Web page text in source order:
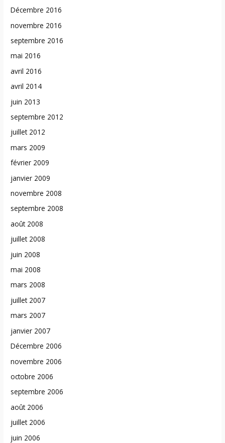
Décembre 2016
novembre 2016
septembre 2016
mai 2016
avril 2016
avril 2014
juin 2013
septembre 2012
juillet 2012
mars 2009
février 2009
janvier 2009
novembre 2008
septembre 2008
août 2008
juillet 2008
juin 2008
mai 2008
mars 2008
juillet 2007
mars 2007
janvier 2007
Décembre 2006
novembre 2006
octobre 2006
septembre 2006
août 2006
juillet 2006
juin 2006